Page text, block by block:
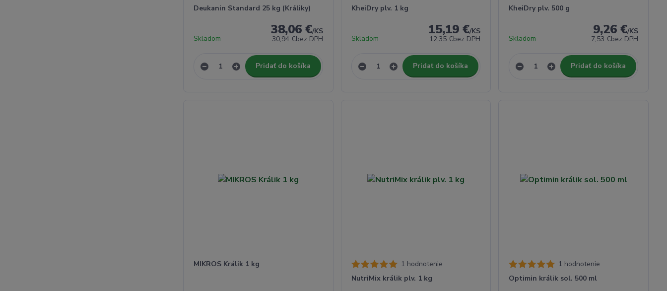
Deukanin Standard 25 kg (Králiky)
38,06 €/KS
30,94 €bez DPH
Skladom
Pridať do košíka
KheiDry plv. 1 kg
15,19 €/KS
12,35 €bez DPH
Skladom
Pridať do košíka
KheiDry plv. 500 g
9,26 €/KS
7,53 €bez DPH
Skladom
Pridať do košíka
MIKROS Králik 1 kg
1 hodnotenie
NutriMix králik plv. 1 kg
1 hodnotenie
Optimin králik sol. 500 ml